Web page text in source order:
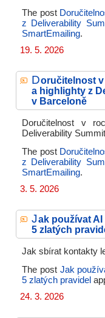
The post
z Deliverability
SmartEmailing.
19. 5. 2026
Doručitelnost
a highlighty z
v Barceloně
Doručitelnost v
Deliverability
The post
z Deliverability
SmartEmailing.
3. 5. 2026
Jak používat
5 zlatých
Jak sbírat kontakty
The post Jak
5 zlatých pravidel
24. 3. 2026